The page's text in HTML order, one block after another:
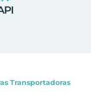
Transportadoras